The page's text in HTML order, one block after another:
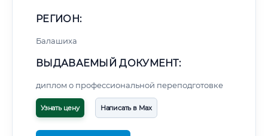
РЕГИОН:
Балашиха
ВЫДАВАЕМЫЙ ДОКУМЕНТ:
диплом о профессиональной переподготовке
Узнать цену Написать в Max